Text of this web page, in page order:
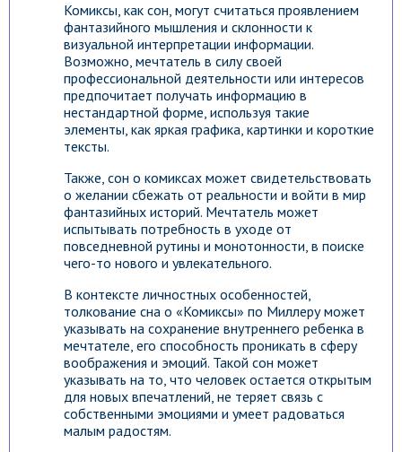
Комиксы, как сон, могут считаться проявлением
фантазийного мышления и склонности к
визуальной интерпретации информации.
Возможно, мечтатель в силу своей
профессиональной деятельности или интересов
предпочитает получать информацию в
нестандартной форме, используя такие
элементы, как яркая графика, картинки и короткие
тексты.
Также, сон о комиксах может свидетельствовать
о желании сбежать от реальности и войти в мир
фантазийных историй. Мечтатель может
испытывать потребность в уходе от
повседневной рутины и монотонности, в поиске
чего-то нового и увлекательного.
В контексте личностных особенностей,
толкование сна о «Комиксы» по Миллеру может
указывать на сохранение внутреннего ребенка в
мечтателе, его способность проникать в сферу
воображения и эмоций. Такой сон может
указывать на то, что человек остается открытым
для новых впечатлений, не теряет связь с
собственными эмоциями и умеет радоваться
малым радостям.